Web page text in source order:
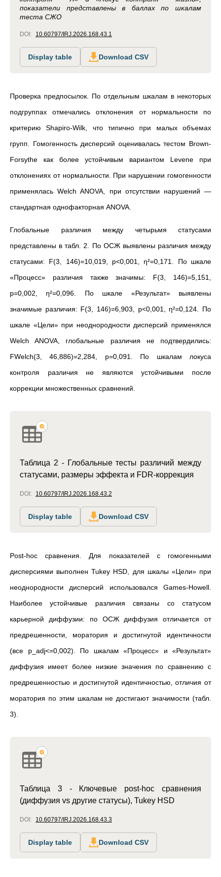
показатели представлены в баллах по шкалам
теста СЖО
DOI: 10.60797/IRJ.2026.168.43.1
Display table Download CSV
Проверка предпосылок. По отдельным шкалам в некоторых
подгруппах отмечались отклонения от нормальности по
критерию Shapiro-Wilk, что типично при малых объемах
групп. Гомогенность дисперсий оценивалась тестом Brown-
Forsythe как более устойчивым вариантом Levene при
отклонениях от нормальности. При нарушении гомогенности
применялась Welch ANOVA, при отсутствии нарушений —
стандартная однофакторная ANOVA.
Глобальные различия между четырьмя статусами
представлены в табл. 2. По ОСЖ выявлены различия между
статусами: F(3, 146)=10,019, p<0,001, η²=0,171. По шкале
«Процесс» различия также значимы: F(3, 146)=5,151,
p=0,002, η²=0,096. По шкале «Результат» выявлены
значимые различия: F(3, 146)=6,903, p<0,001, η²=0,124. По
шкале «Цели» при неоднородности дисперсий применялся
Welch ANOVA, глобальные различия не подтвердились:
FWelch(3, 46,886)=2,284, p=0,091. По шкалам локуса
контроля различия не являются устойчивыми после
коррекции множественных сравнений.
Таблица 2 - Глобальные тесты различий между
статусами, размеры эффекта и FDR-коррекция
DOI: 10.60797/IRJ.2026.168.43.2
Display table Download CSV
Post-hoc сравнения. Для показателей с гомогенными
дисперсиями выполнен Tukey HSD, для шкалы «Цели» при
неоднородности дисперсий использовался Games-Howell.
Наиболее устойчивые различия связаны со статусом
карьерной диффузии: по ОСЖ диффузия отличается от
предрешенности, моратория и достигнутой идентичности
(все p_adj<=0,002). По шкалам «Процесс» и «Результат»
диффузия имеет более низкие значения по сравнению с
предрешенностью и достигнутой идентичностью, отличия от
моратория по этим шкалам не достигают значимости (табл.
3).
Таблица 3 - Ключевые post-hoc сравнения
(диффузия vs другие статусы), Tukey HSD
DOI: 10.60797/IRJ.2026.168.43.3
Display table Download CSV